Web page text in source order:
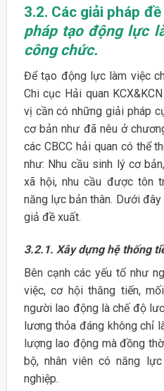
3.2. Các giải pháp
pháp tạo động lực
công chức.
Để tạo động lực làm việc
Chi cục Hải quan
vị cần có những giải pháp
cơ bản như đã nêu ở
các CBCC hải quan có thể
như: Nhu cầu sinh lý cơ
xã hội, nhu cầu được tôn
năng lực bản thân. Dưới
giả đề xuất.
3.2.1. Xây dựng hệ thống
Bên cạnh các yếu tố như
việc, cơ hội thăng tiến,
người lao động là chế độ
lương thỏa đáng không chỉ
lượng lao động mà đồng
bộ, nhân viên có năng
nghiệp.